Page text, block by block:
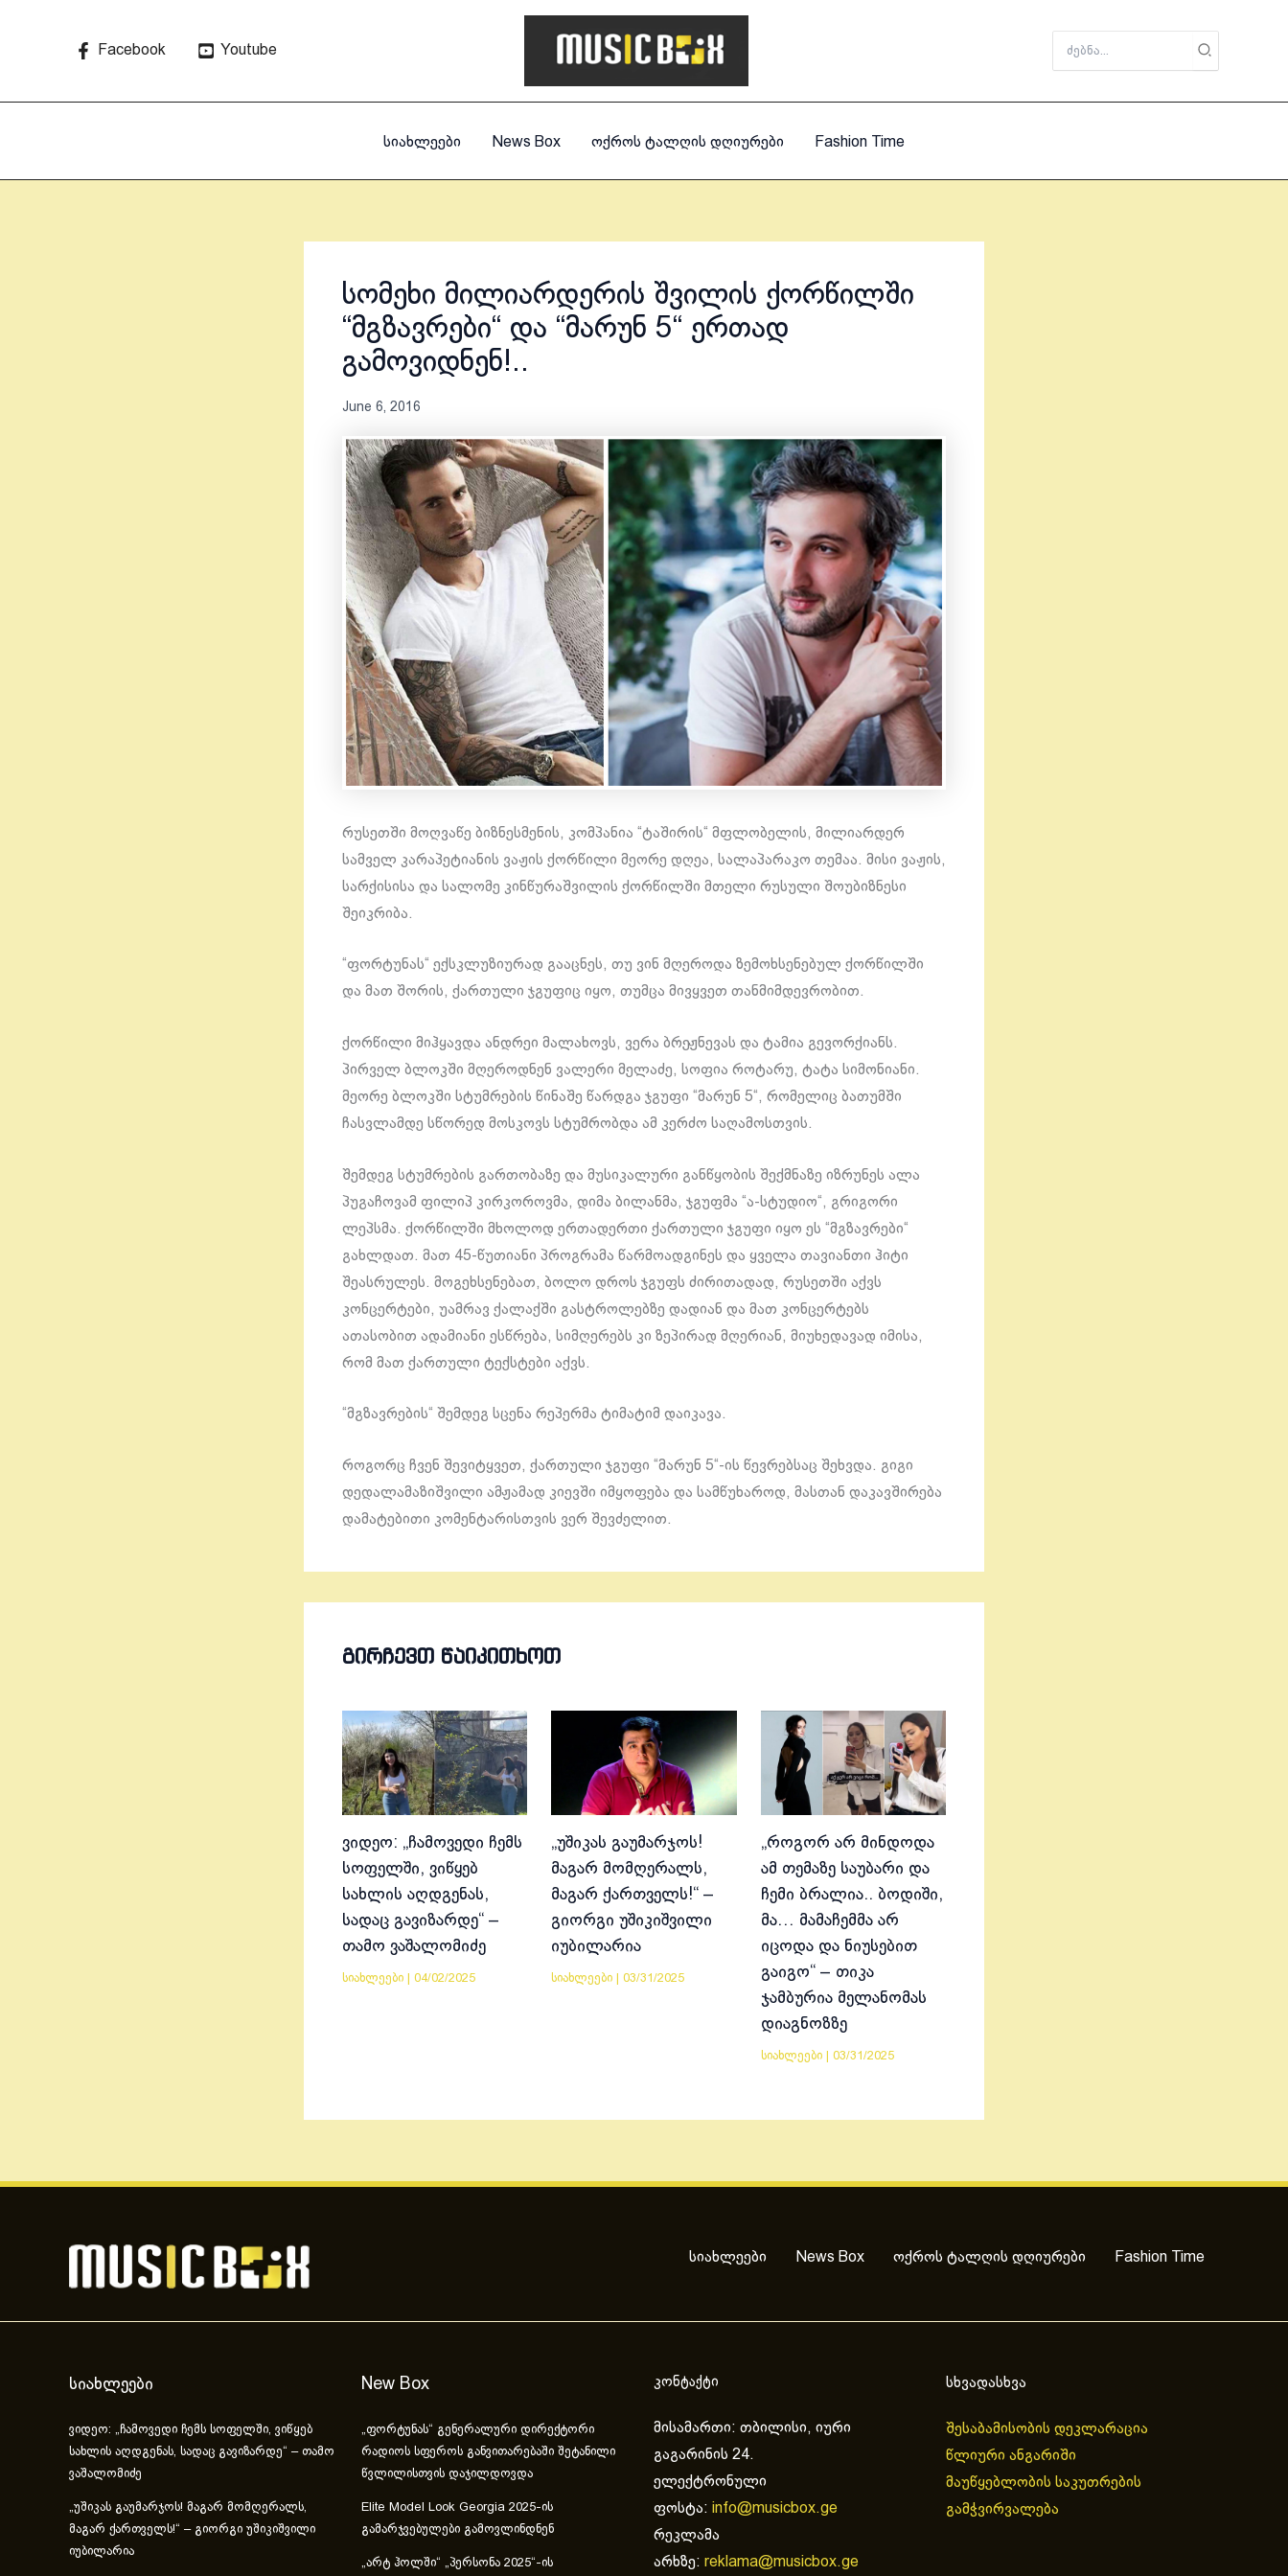
Facebook Youtube
for:
სიახლეები News Box ოქროს ტალღის დღიურები Fashion Time
სომეხი მილიარდერის შვილის ქორწილში
“მგზავრები“ და “მარუნ 5“ ერთად
გამოვიდნენ!..
June 6, 2016
რუსეთში მოღვაწე ბიზნესმენის, კომპანია “ტაშირის“ მფლობელის, მილიარდერ
სამველ კარაპეტიანის ვაჟის ქორწილი მეორე დღეა, სალაპარაკო თემაა. მისი ვაჟის,
სარქისისა და სალომე კინწურაშვილის ქორწილში მთელი რუსული შოუბიზნესი
შეიკრიბა.
“ფორტუნას“ ექსკლუზიურად გააცნეს, თუ ვინ მღეროდა ზემოხსენებულ ქორწილში
და მათ შორის, ქართული ჯგუფიც იყო, თუმცა მივყვეთ თანმიმდევრობით.
ქორწილი მიჰყავდა ანდრეი მალახოვს, ვერა ბრეჟნევას და ტამია გევორქიანს.
პირველ ბლოკში მღეროდნენ ვალერი მელაძე, სოფია როტარუ, ტატა სიმონიანი.
მეორე ბლოკში სტუმრების წინაშე წარდგა ჯგუფი “მარუნ 5“, რომელიც ბათუმში
ჩასვლამდე სწორედ მოსკოვს სტუმრობდა ამ კერძო საღამოსთვის.
შემდეგ სტუმრების გართობაზე და მუსიკალური განწყობის შექმნაზე იზრუნეს ალა
პუგაჩოვამ ფილიპ კირკოროვმა, დიმა ბილანმა, ჯგუფმა “ა-სტუდიო“, გრიგორი
ლეპსმა. ქორწილში მხოლოდ ერთადერთი ქართული ჯგუფი იყო ეს “მგზავრები“
გახლდათ. მათ 45-წუთიანი პროგრამა წარმოადგინეს და ყველა თავიანთი ჰიტი
შეასრულეს. მოგეხსენებათ, ბოლო დროს ჯგუფს ძირითადად, რუსეთში აქვს
კონცერტები, უამრავ ქალაქში გასტროლებზე დადიან და მათ კონცერტებს
ათასობით ადამიანი ესწრება, სიმღერებს კი ზეპირად მღერიან, მიუხედავად იმისა,
რომ მათ ქართული ტექსტები აქვს.
“მგზავრების“ შემდეგ სცენა რეპერმა ტიმატიმ დაიკავა.
როგორც ჩვენ შევიტყვეთ, ქართული ჯგუფი “მარუნ 5“-ის წევრებსაც შეხვდა. გიგი
დედალამაზიშვილი ამჟამად კიევში იმყოფება და სამწუხაროდ, მასთან დაკავშირება
დამატებითი კომენტარისთვის ვერ შევძელით.
ᲒᲘᲠᲩᲔᲕᲗ ᲬᲐᲘᲙᲘᲗᲮᲝᲗ
ვიდეო: „ჩამოვედი ჩემს
სოფელში, ვიწყებ
სახლის აღდგენას,
სადაც გავიზარდე“ –
თამო ვაშალომიძე
სიახლეები 04/02/2025
„უშიკას გაუმარჯოს!
მაგარ მომღერალს,
მაგარ ქართველს!“ –
გიორგი უშიკიშვილი
იუბილარია
სიახლეები |03/31/2025
„როგორ არ მინდოდა
ამ თემაზე საუბარი და
ჩემი ბრალია.. ბოდიში,
მა… მამაჩემმა არ
იცოდა და ნიუსებით
გაიგო“ – თიკა
ჯამბურია მელანომას
დიაგნოზზე
სიახლეები| 03/31/2025
სიახლეები News Box ოქროს ტალღის დღიურები Fashion Time
სიახლეები
ვიდეო: „ჩამოვედი ჩემს სოფელში, ვიწყებ
სახლის აღდგენას, სადაც გავიზარდე“ – თამო
ვაშალომიძე
„უშიკას გაუმარჯოს! მაგარ მომღერალს,
მაგარ ქართველს!“ – გიორგი უშიკიშვილი
იუბილარია
New Box
„ფორტუნას“ გენერალური დირექტორი
რადიოს სფეროს განვითარებაში შეტანილი
წვლილისთვის დაჯილდოვდა
Elite Model Look Georgia 2025-ის
გამარჯვებულები გამოვლინდნენ
„არტ ჰოლში“ „პერსონა 2025“-ის
კონტაქტი
მისამართი: თბილისი, იური
გაგარინის 24.
ელექტრონული
ფოსტა: info@musicbox.ge
რეკლამა
არხზე: reklama@musicbox.ge
სხვადასხვა
შესაბამისობის დეკლარაცია
წლიური ანგარიში
მაუწყებლობის საკუთრების
გამჭვირვალება